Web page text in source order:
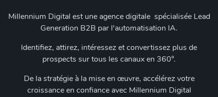
Millennium Digital est une agence digitale spécialisée Lead
Generation B2B par l'automatisation IA.
Identifiez, attirez, intéressez et convertissez plus de
prospects sur tous les canaux en 360°.
De la stratégie à la mise en œuvre, accélérez votre
croissance en confiance avec Millennium Digital